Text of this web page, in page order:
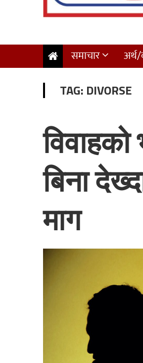
समाचार
TAG: DIVORSE
बिना
माग